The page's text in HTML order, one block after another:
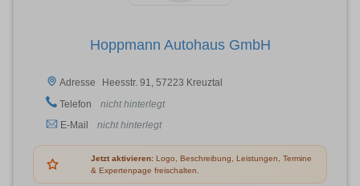
Hoppmann Autohaus GmbH
Adresse
Heesstr. 91, 57223 Kreuztal
Telefon
nicht hinterlegt
E-Mail
nicht hinterlegt
Jetzt aktivieren: Logo, Beschreibung, Leistungen, Termine
& Expertenpage freischalten.